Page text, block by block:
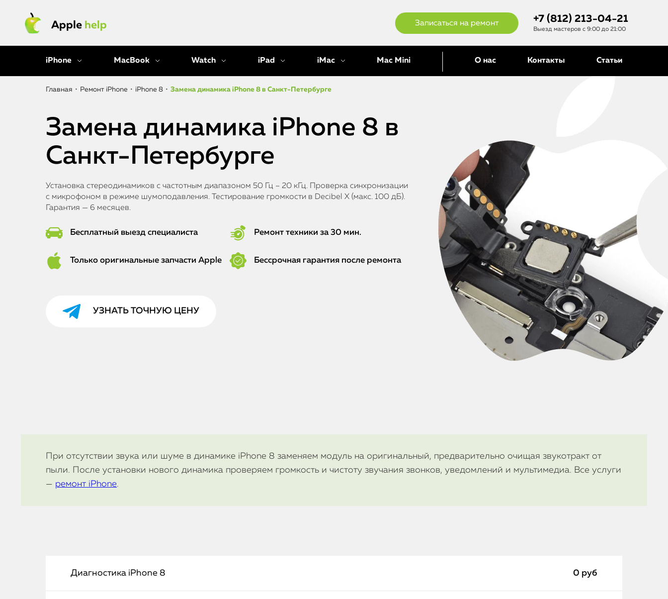
Apple help Записаться на ремонт +7 (812) 213-04-21
Выезд мастеров с 9:00 до 21:00
iPhone MacBook Watch iPad iMac Mac Mini О нас Контакты Статьи
Главная • Ремонт iPhone • iPhone 8 • Замена динамика iPhone 8 в Санкт-Петербурге
Замена динамика iPhone 8 в
Санкт-Петербурге
Установка стереодинамиков с частотным диапазоном 50 Гц – 20 кГц. Проверка синхронизации
с микрофоном в режиме шумоподавления. Тестирование громкости в Decibel X (макс. 100 дБ).
Гарантия — 6 месяцев.
Бесплатный выезд специалиста Ремонт техники за 30 мин.
Только оригинальные запчасти Apple Бессрочная гарантия после ремонта
УЗНАТЬ ТОЧНУЮ ЦЕНУ
При отсутствии звука или шуме в динамике iPhone 8 заменяем модуль на оригинальный, предварительно очищая звукотракт от
пыли. После установки нового динамика проверяем громкость и чистоту звучания звонков, уведомлений и мультимедиа. Все услуги
— ремонт iPhone.
Диагностика iPhone 8 0 руб